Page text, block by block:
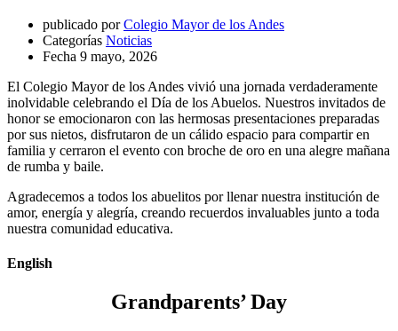
publicado por Colegio Mayor de los Andes
Categorías Noticias
Fecha 9 mayo, 2026
El Colegio Mayor de los Andes vivió una jornada verdaderamente
inolvidable celebrando el Día de los Abuelos. Nuestros invitados de
honor se emocionaron con las hermosas presentaciones preparadas
por sus nietos, disfrutaron de un cálido espacio para compartir en
familia y cerraron el evento con broche de oro en una alegre mañana
de rumba y baile.
Agradecemos a todos los abuelitos por llenar nuestra institución de
amor, energía y alegría, creando recuerdos invaluables junto a toda
nuestra comunidad educativa.
English
Grandparents’ Day